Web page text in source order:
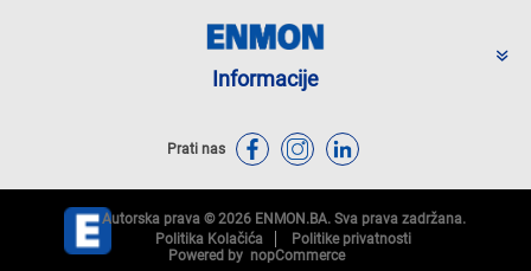
Informacije
Prati nas
Autorska prava © 2026 ENMON.BA. Sva prava zadržana.
Politika Kolačića
Politike privatnosti
Powered by nopCommerce